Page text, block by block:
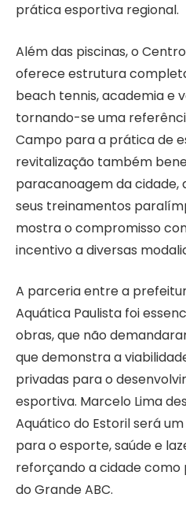
prática esportiva regional.
Além das piscinas, o
oferece estrutura
beach tennis, academia e
tornando-se uma
Campo para a prática de
revitalização também
paracanoagem da cidade,
seus treinamentos
mostra o compromisso
incentivo a diversas
A parceria entre a
Aquática Paulista foi
obras, que não
que demonstra a
privadas para o
esportiva. Marcelo Lima
Aquático do Estoril será
para o esporte, saúde e
reforçando a cidade como
do Grande ABC.